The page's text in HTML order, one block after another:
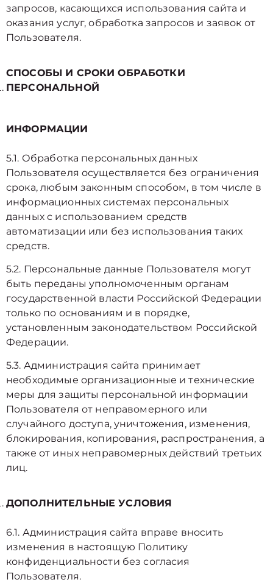
запросов, касающихся использования сайта и
оказания услуг, обработка запросов и заявок от
Пользователя.
СПОСОБЫ И СРОКИ ОБРАБОТКИ
ПЕРСОНАЛЬНОЙ
ИНФОРМАЦИИ
5.1. Обработка персональных данных
Пользователя осуществляется без ограничения
срока, любым законным способом, в том числе в
информационных системах персональных
данных с использованием средств
автоматизации или без использования таких
средств.
5.2. Персональные данные Пользователя могут
быть переданы уполномоченным органам
государственной власти Российской Федерации
только по основаниям и в порядке,
установленным законодательством Российской
Федерации.
5.3. Администрация сайта принимает
необходимые организационные и технические
меры для защиты персональной информации
Пользователя от неправомерного или
случайного доступа, уничтожения, изменения,
блокирования, копирования, распространения, а
также от иных неправомерных действий третьих
лиц.
ДОПОЛНИТЕЛЬНЫЕ УСЛОВИЯ
6.1. Администрация сайта вправе вносить
изменения в настоящую Политику
конфиденциальности без согласия
Пользователя.